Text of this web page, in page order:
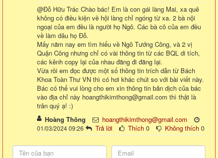
@Đỗ Hữu Trác Chào bác! Em là con gái làng Mai, xa quê
không có điều kiện về hội làng chỉ ngóng từ xa. 2 bà nội
ngoại của em đều là người họ Ngô. Các bà cô của em đều
về làm dâu họ Đỗ.
Mấy năm nay em tìm hiểu về Ngô Tướng Công, và 2 vị
Quận Công nhưng chỉ có vài thông tin từ các BQL di tích,
các kênh copy lại của nhau đăng đi đăng lại.
Vừa rồi em đọc được một số thông tin trích dẫn từ Bách
Khoa Toàn Thư VN thì có hơi khác chút so với bài viết này.
Bác có thể vui lòng cho em xin thông tin bản dịch của bác
vào địa chỉ này hoangthikimthong@gmail.com thì thật là
trân quý ạ! :)
Hoàng Thông
hoangthikimthong@gmail.com
01/03/2024 09:26 Trả lời Thích 0 Không thích 0